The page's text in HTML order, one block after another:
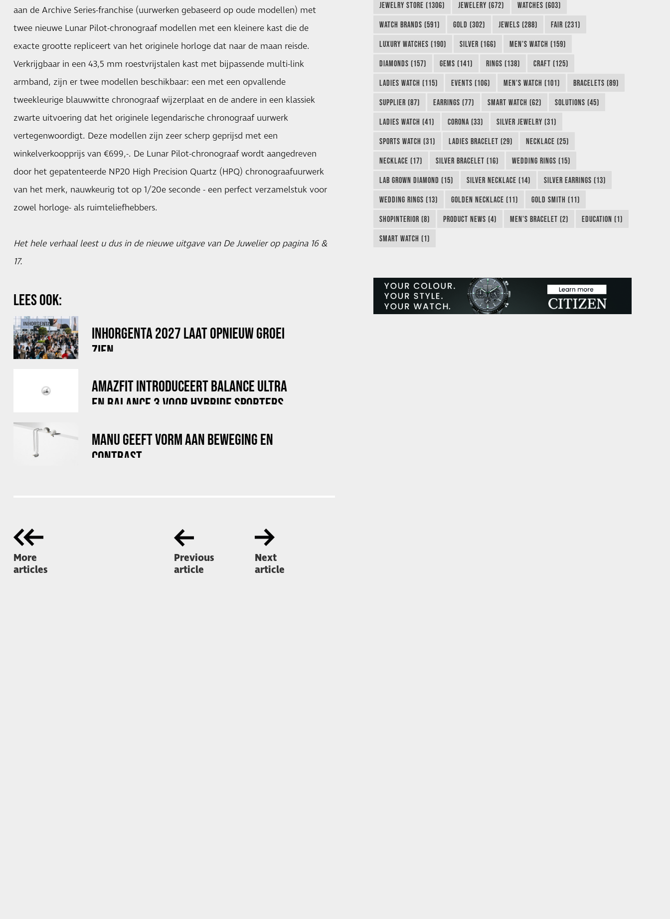
aan de Archive Series-franchise (uurwerken gebaseerd op oude modellen) met
twee nieuwe Lunar Pilot-chronograaf modellen met een kleinere kast die de
exacte grootte repliceert van het originele horloge dat naar de maan reisde.
Verkrijgbaar in een 43,5 mm roestvrijstalen kast met bijpassende multi-link
armband, zijn er twee modellen beschikbaar: een met een opvallende
tweekleurige blauwwitte chronograaf wijzerplaat en de andere in een klassiek
zwarte uitvoering dat het originele legendarische chronograaf uurwerk
vertegenwoordigt. Deze modellen zijn zeer scherp geprijsd met een
winkelverkoopprijs van €699,-. De Lunar Pilot-chronograaf wordt aangedreven
door het gepatenteerde NP20 High Precision Quartz (HPQ) chronograafuurwerk
van het merk, nauwkeurig tot op 1/20e seconde - een perfect verzamelstuk voor
zowel horloge- als ruimteliefhebbers.
Het hele verhaal leest u dus in de nieuwe uitgave van De Juwelier op pagina 16 &
17.
LEES OOK:
INHORGENTA 2027 LAAT OPNIEUW GROEI
ZIEN
AMAZFIT INTRODUCEERT BALANCE ULTRA
EN BALANCE 3 VOOR HYBRIDE SPORTERS
MANU GEEFT VORM AAN BEWEGING EN
CONTRAST
More
articles
Previous
article
Next
article
JEWELRY STORE (1306) JEWELERY (672) WATCHES (603)
WATCH BRANDS (591) GOLD (302) JEWELS (288) FAIR (231)
LUXURY WATCHES (190) SILVER (166) MEN’S WATCH (159)
DIAMONDS (157) GEMS (141) RINGS (138) CRAFT (125)
LADIES WATCH (115) EVENTS (106) MEN’S WATCH (101) BRACELETS (89)
SUPPLIER (87) EARRINGS (77) SMART WATCH (62) SOLUTIONS (45)
LADIES WATCH (41) CORONA (33) SILVER JEWELRY (31)
SPORTS WATCH (31) LADIES BRACELET (29) NECKLACE (25)
NECKLACE (17) SILVER BRACELET (16) WEDDING RINGS (15)
LAB GROWN DIAMOND (15) SILVER NECKLACE (14) SILVER EARRINGS (13)
WEDDING RINGS (13) GOLDEN NECKLACE (11) GOLD SMITH (11)
SHOPINTERIOR (8) PRODUCT NEWS (4) MEN’S BRACELET (2) EDUCATION (1)
SMART WATCH (1)